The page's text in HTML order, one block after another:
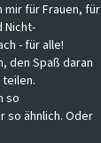
für Frauen, für
Nicht-
- für alle!
den Spaß daran
so
so ähnlich. Oder